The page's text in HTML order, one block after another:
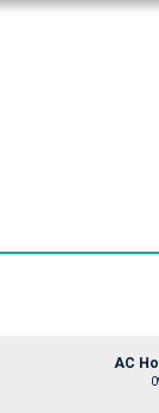
AC